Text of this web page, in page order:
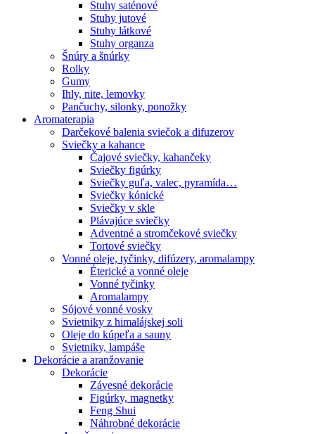
Stuhy saténové
Stuhy jutové
Stuhy látkové
Stuhy organza
Šnúry a šnúrky
Rolky
Gumy
Ihly, nite, lemovky
Pančuchy, silonky, ponožky
Aromaterapia
Darčekové balenia sviečok a difuzerov
Sviečky a kahance
Čajové sviečky, kahančeky
Sviečky figúrky
Sviečky guľa, valec, pyramída…
Sviečky kónické
Sviečky v skle
Plávajúce sviečky
Adventné a stromčekové sviečky
Tortové sviečky
Vonné oleje, tyčinky, difúzery, aromalampy
Éterické a vonné oleje
Vonné tyčinky
Aromalampy
Sójové vonné vosky
Svietniky z himalájskej soli
Oleje do kúpeľa a sauny
Svietniky, lampáše
Dekorácie a aranžovanie
Dekorácie
Závesné dekorácie
Figúrky, magnetky
Feng Shui
Náhrobné dekorácie